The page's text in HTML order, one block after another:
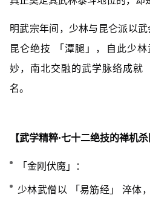
明武宗年间，少林与昆仑派以
昆仑绝技 「潭腿」，自此少
妙，南北交融的武学脉络成就
名。
【武学精粹·七十二绝技的禅机杀
「金刚伏魔」：
少林武僧以 「易筋经」 淬体